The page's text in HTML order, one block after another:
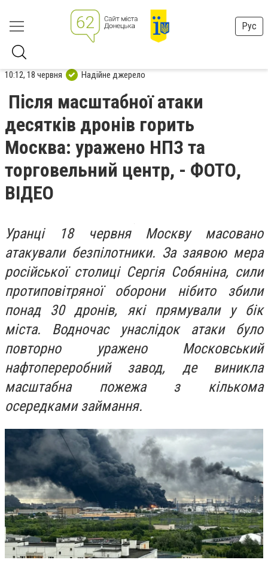
Рус
10:12, 18 червня Надійне джерело
Після масштабної атаки
десятків дронів горить
Москва: уражено НПЗ та
торговельний центр, - ФОТО,
ВІДЕО
Уранці 18 червня Москву масовано
атакували безпілотники. За заявою мера
російської столиці Сергія Собяніна, сили
протиповітряної оборони нібито збили
понад 30 дронів, які прямували у бік
міста. Водночас унаслідок атаки було
повторно уражено Московський
нафтопереробний завод, де виникла
масштабна пожежа з кількома
осередками займання.